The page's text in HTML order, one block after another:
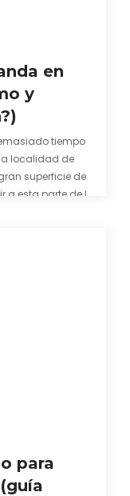
en
y
tiempo
localidad de
superficie de
esta parte de la
para